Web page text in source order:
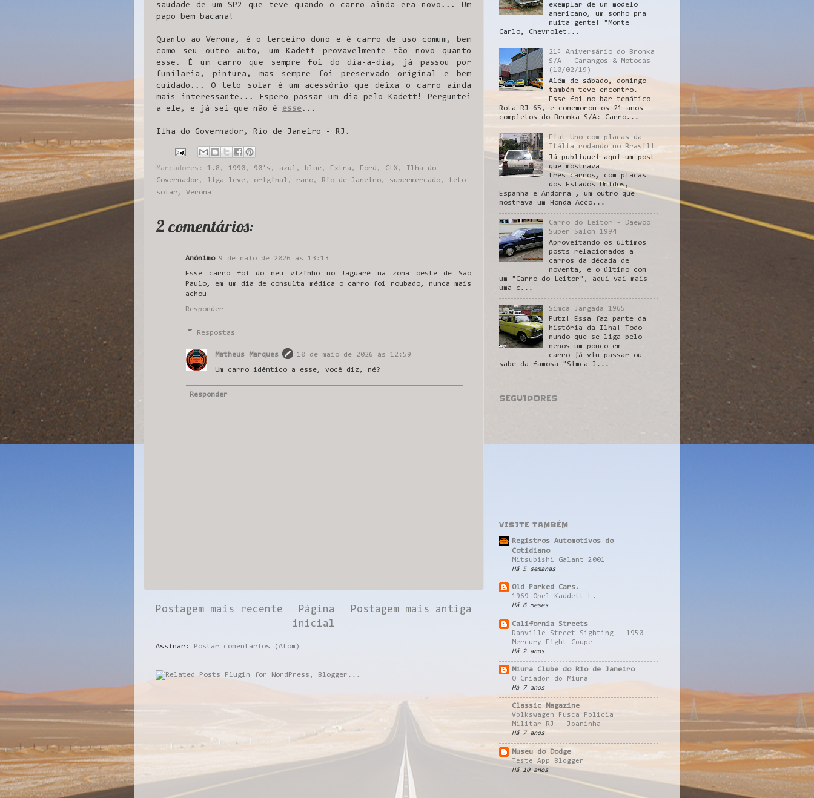
saudade de um SP2 que teve quando o carro ainda era novo... Um
papo bem bacana!
Quanto ao Verona, é o terceiro dono e é carro de uso comum, bem
como seu outro auto, um Kadett provavelmente tão novo quanto
esse. É um carro que sempre foi do dia-a-dia, já passou por
funilaria, pintura, mas sempre foi preservado original e bem
cuidado... O teto solar é um acessório que deixa o carro ainda
mais interessante... Espero passar um dia pelo Kadett! Perguntei
a ele, e já sei que não é esse...
Ilha do Governador, Rio de Janeiro - RJ.
Marcadores: 1.8 , 1990, 90's , azul , blue, Extra , Ford , GLX, Ilha do
Governador , liga leve, original , raro, Rio de Janeiro, supermercado, teto
solar , Verona
2 comentários:
Anônimo 9 de maio de 2026 às 13:13
Esse carro foi do meu vizinho no Jaguaré na zona oeste de São
Paulo, em um dia de consulta médica o carro foi roubado, nunca mais
achou
Responder
Respostas
Matheus Marques 10 de maio de 2026 às 12:59
Um carro idêntico a esse, você diz, né?
Responder
Postagem mais recente Postagem mais antiga
Página
inicial
Assinar: Postar comentários (Atom)
exemplar de um modelo
americano, um sonho pra
muita gente! "Monte
Carlo, Chevrolet...
21º Aniversário do Bronka
S/A - Carangos & Motocas
(10/02/19)
Além de sábado, domingo
também teve encontro.
Esse foi no bar temático
Rota RJ 65, e comemorou os 21 anos
completos do Bronka S/A: Carro...
Fiat Uno com placas da
Itália rodando no Brasil!
Já publiquei aqui um post
que mostrava
três carros, com placas
dos Estados Unidos,
Espanha e Andorra , um outro que
mostrava um Honda Acco...
Carro do Leitor - Daewoo
Super Salon 1994
Aproveitando os últimos
posts relacionados a
carros da década de
noventa, e o último com
um "Carro do Leitor", aqui vai mais
uma c...
Simca Jangada 1965
Putz! Essa faz parte da
história da Ilha! Todo
mundo que se liga pelo
menos um pouco em
carro já viu passar ou
sabe da famosa "Simca J...
SEGUIDORES
VISITE TAMBÉM
Registros Automotivos do
Cotidiano
Mitsubishi Galant 2001
Há 5 semanas
Old Parked Cars.
1969 Opel Kaddett L.
Há 6 meses
California Streets
Danville Street Sighting - 1950
Mercury Eight Coupe
Há 2 anos
Miura Clube do Rio de Janeiro
O Criador do Miura
Há 7 anos
Classic Magazine
Volkswagen Fusca Policia
Militar RJ - Joaninha
Há 7 anos
Museu do Dodge
Teste App Blogger
Há 10 anos